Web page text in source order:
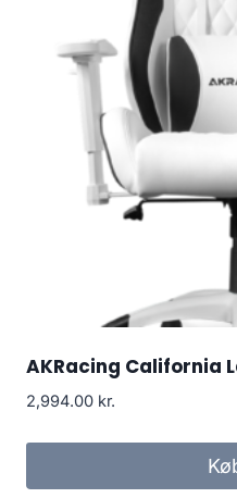
AKRacing California
2,994.00 kr.